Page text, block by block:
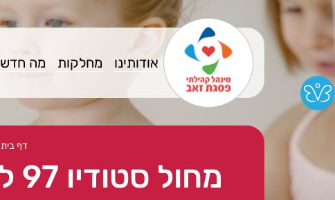
אודותינו מחלקות מה חדש
דף בית
מחול סטודיו 97 להקת אינטנסיב - אינטנסיב גיל 13-15